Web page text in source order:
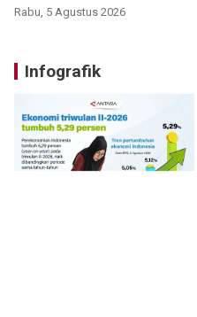
Rabu, 5 Agustus 2026
Infografik